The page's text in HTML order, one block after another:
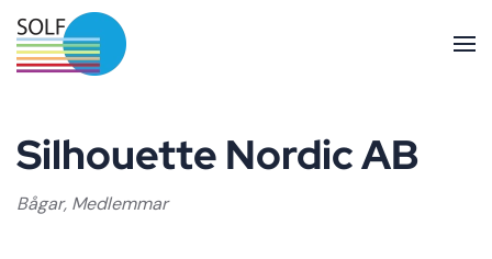
Skip to main content
Silhouette Nordic AB
Bågar, Medlemmar